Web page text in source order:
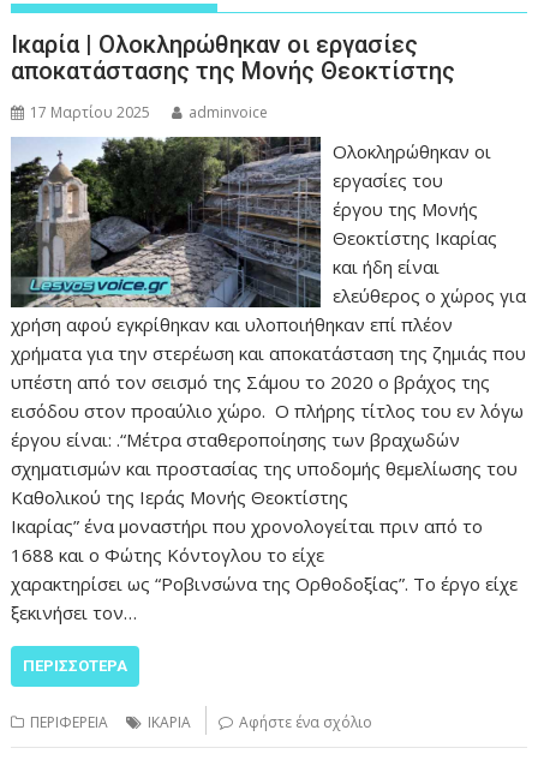
Ικαρία | Ολοκληρώθηκαν οι εργασίες
αποκατάστασης της Μονής Θεοκτίστης
17 Μαρτίου 2025 adminvoice
Ολοκληρώθηκαν οι
εργασίες του
έργου της Μονής
Θεοκτίστης Ικαρίας
και ήδη είναι
ελεύθερος ο χώρος για
χρήση αφού εγκρίθηκαν και υλοποιήθηκαν επί πλέον
χρήματα για την στερέωση και αποκατάσταση της ζημιάς που
υπέστη από τον σεισμό της Σάμου το 2020 ο βράχος της
εισόδου στον προαύλιο χώρο. Ο πλήρης τίτλος του εν λόγω
έργου είναι: .“Μέτρα σταθεροποίησης των βραχωδών
σχηματισμών και προστασίας της υποδομής θεμελίωσης του
Καθολικού της Ιεράς Μονής Θεοκτίστης
Ικαρίας” ένα μοναστήρι που χρονολογείται πριν από το
1688 και ο Φώτης Κόντογλου το είχε
χαρακτηρίσει ως “Ροβινσώνα της Ορθοδοξίας”. Το έργο είχε
ξεκινήσει τον…
ΠΕΡΙΣΣΌΤΕΡΑ
ΠΕΡΙΦΕΡΕΙΑ ΙΚΑΡΙΑ Αφήστε ένα σχόλιο